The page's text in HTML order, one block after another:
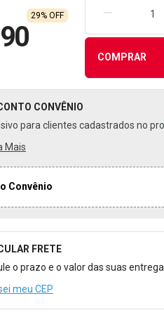
29% OFF REMOVER
COMPRAR
CONVÊNIO
para clientes cadastrados no
Mais
Convênio
para Calcular o Frete
FRETE
o prazo e o valor das suas
meu CEP